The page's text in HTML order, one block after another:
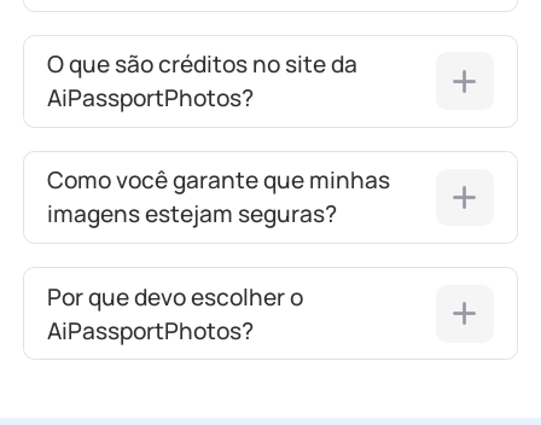
O que são créditos no site da
AiPassportPhotos?
Como você garante que minhas
imagens estejam seguras?
Por que devo escolher o
AiPassportPhotos?